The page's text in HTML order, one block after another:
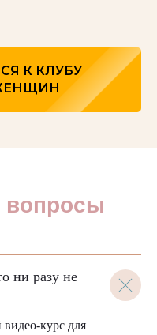
К КЛУБУ
вопросы
ни разу не
курс для